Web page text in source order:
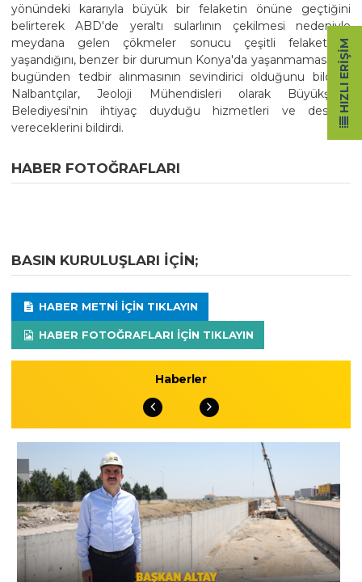
yönündeki kararıyla büyük bir felaketin önüne geçtiğini
belirterek ABD'de yeraltı sularlının çekilmesi nedeniyle
meydana gelen çökmeler sonucu çeşitli felaketlerin
yaşandığını, benzer bir durumun Konya'da yaşanmaması için
bugünden tedbir alınmasının sevindirici olduğunu bildirdi.
Nalbantçılar, Jeoloji Mühendisleri olarak Büyükşehir
Belediyesi'nin ihtiyaç duyduğu hizmetleri ve desteği
vereceklerini bildirdi.
HABER FOTOĞRAFLARI
BASIN KURULUŞLARI IÇIN;
HABER METNI IÇIN TIKLAYIN
HABER FOTOĞRAFLARI IÇIN TIKLAYIN
Haberler
HIZLI ERIŞIM